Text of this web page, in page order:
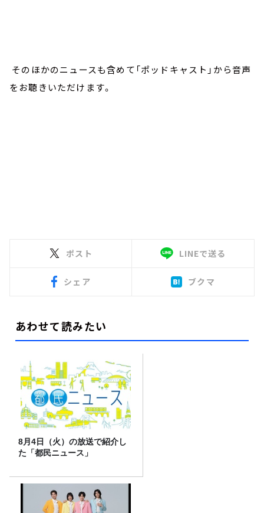
そのほかのニュースも含めて「ポッドキャスト」から音声
をお聴きいただけます。
ポスト LINEで送る
シェア ブクマ
あわせて読みたい
8月4日（火）の放送で紹介し
た「都民ニュース」